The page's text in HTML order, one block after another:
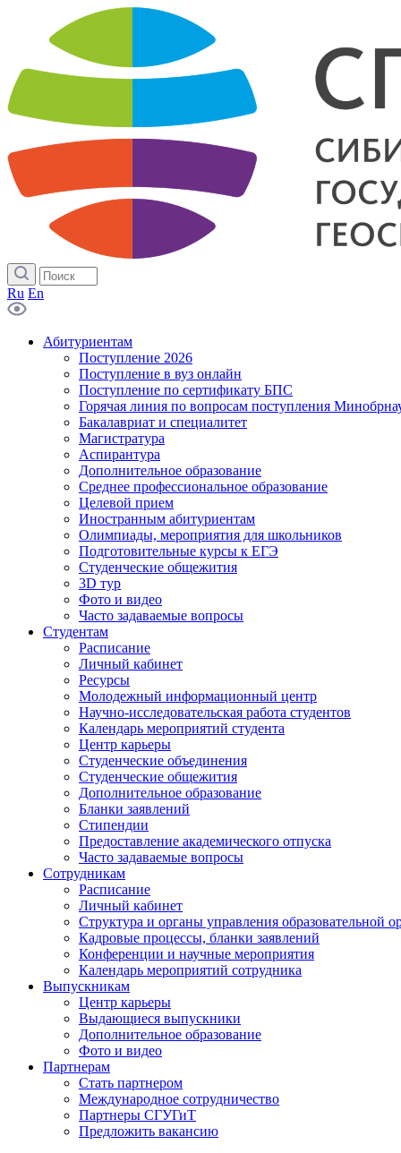
Ru En
Абитуриентам
Поступление 2026
Поступление в вуз онлайн
Поступление по сертификату БПС
Горячая линия по вопросам поступления
Бакалавриат и специалитет
Магистратура
Аспирантура
Дополнительное образование
Среднее профессиональное образование
Целевой прием
Иностранным абитуриентам
Олимпиады, мероприятия для школьников
Подготовительные курсы к ЕГЭ
Студенческие общежития
3D тур
Фото и видео
Часто задаваемые вопросы
Студентам
Расписание
Личный кабинет
Ресурсы
Молодежный информационный центр
Научно-исследовательская работа студентов
Календарь мероприятий студента
Центр карьеры
Студенческие объединения
Студенческие общежития
Дополнительное образование
Бланки заявлений
Стипендии
Предоставление академического отпуска
Часто задаваемые вопросы
Сотрудникам
Расписание
Личный кабинет
Структура и органы управления образовательной
Кадровые процессы, бланки заявлений
Конференции и научные мероприятия
Календарь мероприятий сотрудника
Выпускникам
Центр карьеры
Выдающиеся выпускники
Дополнительное образование
Фото и видео
Партнерам
Стать партнером
Международное сотрудничество
Партнеры СГУГиТ
Предложить вакансию